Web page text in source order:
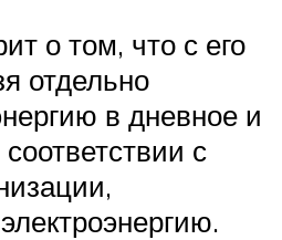
о том, что с его
отдельно
в дневное и
с